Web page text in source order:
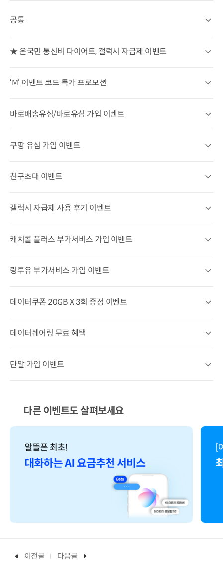
공통
공통 상세열기
★ 온국민 통신비 다이어트, 갤럭시 자급제 이벤트
★ 온국민 통신비 다이어트, 갤럭시 자급제 이벤트 상세열기
‘M’ 이벤트 코드 특가 프로모션
‘M’ 이벤트 코드 특가 프로모션 상세열기
바로배송유심/바로유심 가입 이벤트
바로배송유심/바로유심 가입 이벤트 상세열기
쿠팡 유심 가입 이벤트
쿠팡 유심 가입 이벤트 상세 열기
친구초대 이벤트
친구초대 이벤트 상세열기
갤럭시 자급제 사용 후기 이벤트
갤럭시 자급제 사용 후기 이벤트 상세열기
캐치콜 플러스 부가서비스 가입 이벤트
캐치콜 플러스 부가서비스 가입 이벤트 상세열기
링투유 부가서비스 가입 이벤트
링투유 부가서비스 가입 이벤트 상세열기
데이터쿠폰 20GB X 3회 증정 이벤트
데이터쿠폰 20GB X 3회 증정 이벤트 상세열기
데이터쉐어링 무료 혜택
데이터쉐어링 무료 혜택 상세열기
단말 가입 이벤트
단말 가입 이벤트 상세열기
다른 이벤트도 살펴보세요
이전글 다음글